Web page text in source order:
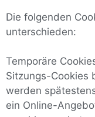
Die folgenden
unterschieden:
Temporäre
Sitzungs-Cookies
werden
ein Online-